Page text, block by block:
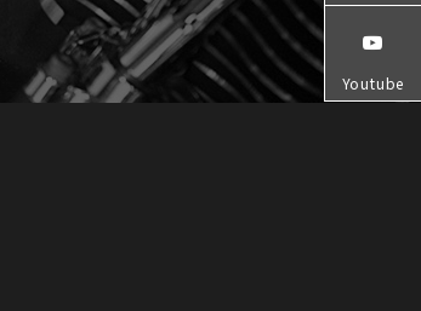
Youtube